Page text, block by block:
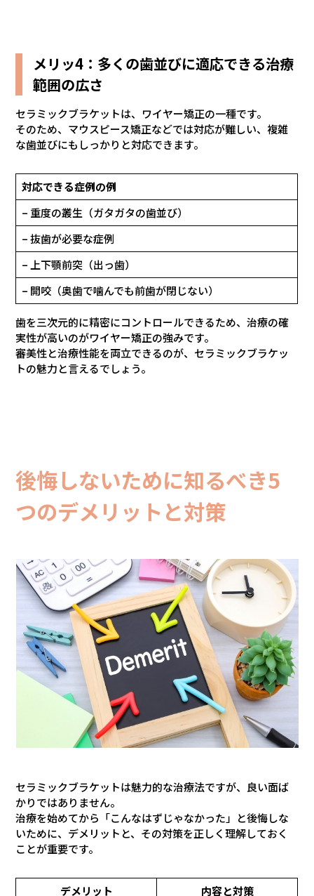
メリッ4：多くの歯並びに適応できる治療
範囲の広さ
セラミックブラケットは、ワイヤー矯正の一種です。
そのため、マウスピース矯正などでは対応が難しい、複雑
な歯並びにもしっかりと対応できます。
対応できる症例の例
– 重度の叢生（ガタガタの歯並び）
– 抜歯が必要な症例
– 上下顎前突（出っ歯）
– 開咬（奥歯で噛んでも前歯が閉じない）
歯を三次元的に精密にコントロールできるため、治療の確
実性が高いのがワイヤー矯正の強みです。
審美性と治療性能を両立できるのが、セラミックブラケッ
トの魅力と言えるでしょう。
後悔しないために知るべき5
つのデメリットと対策
セラミックブラケットは魅力的な治療法ですが、良い面ば
かりではありません。
治療を始めてから「こんなはずじゃなかった」と後悔しな
いために、デメリットと、その対策を正しく理解しておく
ことが重要です。
デメリット 内容と対策